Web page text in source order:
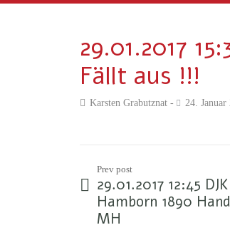
29.01.2017
Fällt aus !!!
Karsten Grabutznat 24. Januar
Prev post
29.01.2017 12:45
Hamborn 1890
MH